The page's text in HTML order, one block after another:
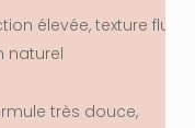
élevée, texture fluide,
naturel
très douce,